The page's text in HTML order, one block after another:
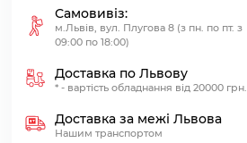
Самовивіз:
м.Львів, вул. Плугова 8 (з пн. по пт. з
09:00 по 18:00)
Доставка по Львову
* - вартість обладнання від 20000 грн.
Доставка за межі Львова
Нашим транспортом